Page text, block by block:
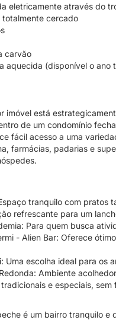
eletricamente através do
totalmente cercado
carvão
aquecida (disponível o ano
imóvel está
de um condomínio
fácil acesso a uma
farmácias, padarias e
tranquilo com pratos
refrescante para um
Para quem busca
- Alien Bar: Oferece
Uma escolha ideal para os
Ambiente
e especiais, sem
é um bairro tranquilo